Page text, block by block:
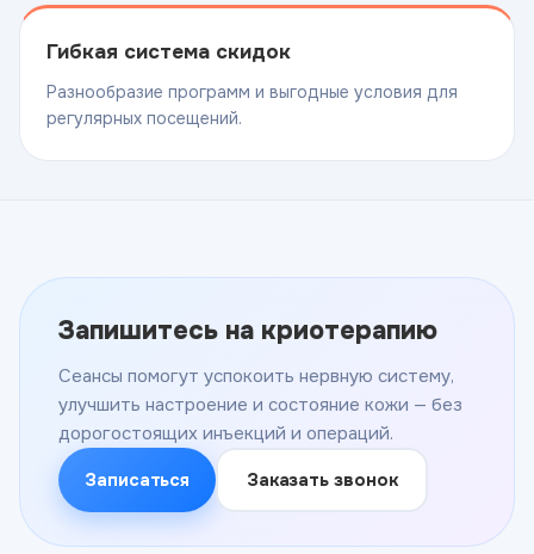
Гибкая система скидок
Разнообразие программ и выгодные условия для
регулярных посещений.
Запишитесь на криотерапию
Сеансы помогут успокоить нервную систему,
улучшить настроение и состояние кожи — без
дорогостоящих инъекций и операций.
Записаться Заказать звонок